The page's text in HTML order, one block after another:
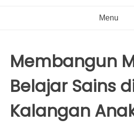
Menu
Membangun
Belajar Sains
Kalangan